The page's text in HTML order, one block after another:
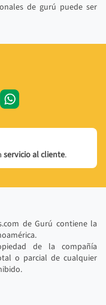
de gurú puede ser
servicio al cliente.
de Gurú contiene la
de la compañía
o parcial de cualquier